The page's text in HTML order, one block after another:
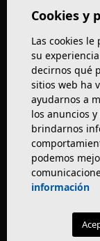
Olaya
Cartera Privada
Inmo Olaya
Venta de edificios
Comprar
Negocios en
Cookies y
Las cookies
su
decirnos qué
sitios web ha
ayudarnos a
los anuncios
brindarnos
podemos
información